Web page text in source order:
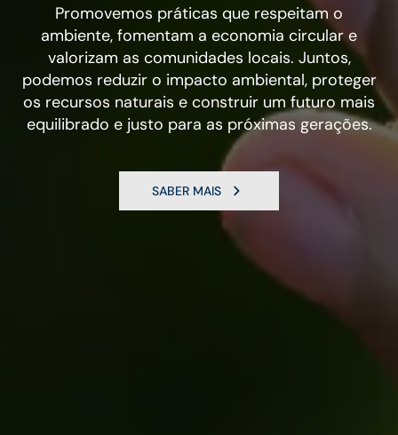
Promovemos práticas que respeitam o
ambiente, fomentam a economia circular e
valorizam as comunidades locais. Juntos,
podemos reduzir o impacto ambiental, proteger
os recursos naturais e construir um futuro mais
equilibrado e justo para as próximas gerações.
SABER MAIS